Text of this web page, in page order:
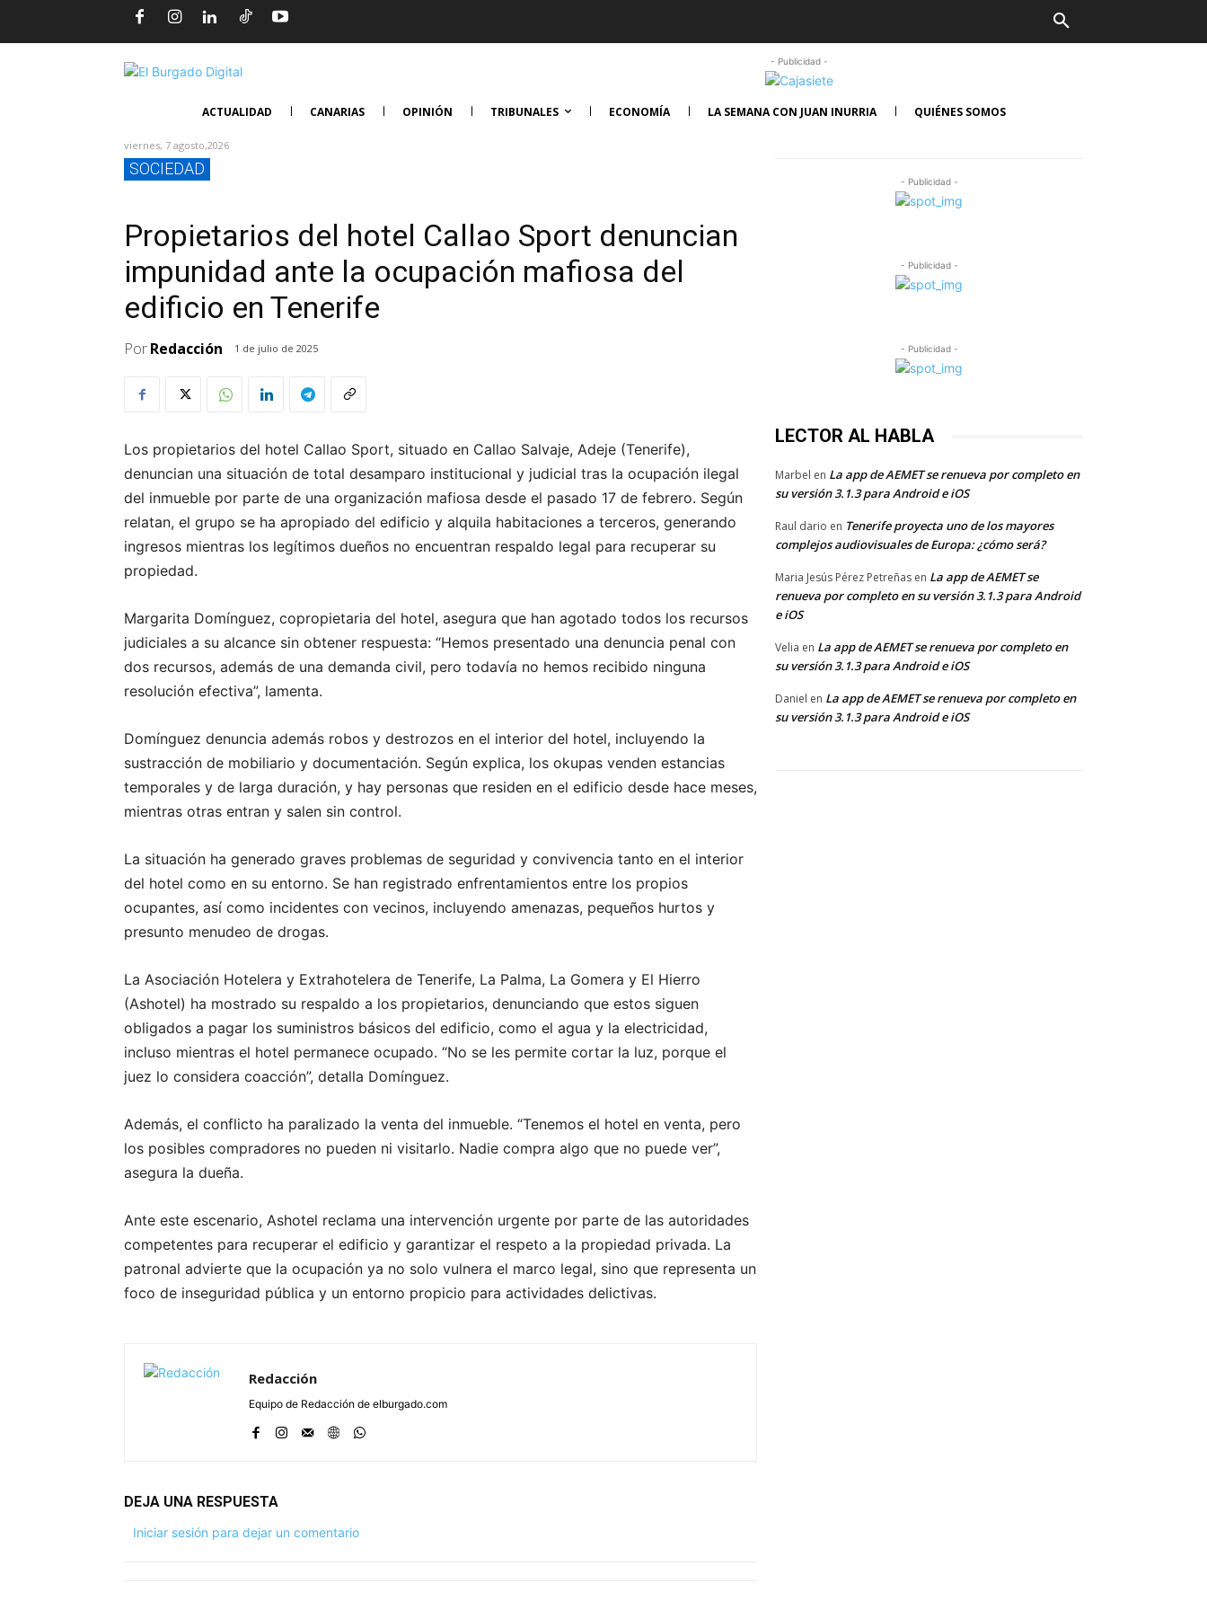
- Publicidad -
ACTUALIDAD CANARIAS OPINIÓN TRIBUNALES ECONOMÍA LA SEMANA CON JUAN INURRIA QUIÉNES SOMOS
viernes, 7 agosto,2026
SOCIEDAD
Propietarios del hotel Callao Sport denuncian
impunidad ante la ocupación mafiosa del
edificio en Tenerife
PorRedacción 1 de julio de 2025
Los propietarios del hotel Callao Sport, situado en Callao Salvaje, Adeje (Tenerife),
denuncian una situación de total desamparo institucional y judicial tras la ocupación ilegal
del inmueble por parte de una organización mafiosa desde el pasado 17 de febrero. Según
relatan, el grupo se ha apropiado del edificio y alquila habitaciones a terceros, generando
ingresos mientras los legítimos dueños no encuentran respaldo legal para recuperar su
propiedad.
Margarita Domínguez, copropietaria del hotel, asegura que han agotado todos los recursos
judiciales a su alcance sin obtener respuesta: “Hemos presentado una denuncia penal con
dos recursos, además de una demanda civil, pero todavía no hemos recibido ninguna
resolución efectiva”, lamenta.
Domínguez denuncia además robos y destrozos en el interior del hotel, incluyendo la
sustracción de mobiliario y documentación. Según explica, los okupas venden estancias
temporales y de larga duración, y hay personas que residen en el edificio desde hace meses,
mientras otras entran y salen sin control.
La situación ha generado graves problemas de seguridad y convivencia tanto en el interior
del hotel como en su entorno. Se han registrado enfrentamientos entre los propios
ocupantes, así como incidentes con vecinos, incluyendo amenazas, pequeños hurtos y
presunto menudeo de drogas.
La Asociación Hotelera y Extrahotelera de Tenerife, La Palma, La Gomera y El Hierro
(Ashotel) ha mostrado su respaldo a los propietarios, denunciando que estos siguen
obligados a pagar los suministros básicos del edificio, como el agua y la electricidad,
incluso mientras el hotel permanece ocupado. “No se les permite cortar la luz, porque el
juez lo considera coacción”, detalla Domínguez.
Además, el conflicto ha paralizado la venta del inmueble. “Tenemos el hotel en venta, pero
los posibles compradores no pueden ni visitarlo. Nadie compra algo que no puede ver”,
asegura la dueña.
Ante este escenario, Ashotel reclama una intervención urgente por parte de las autoridades
competentes para recuperar el edificio y garantizar el respeto a la propiedad privada. La
patronal advierte que la ocupación ya no solo vulnera el marco legal, sino que representa un
foco de inseguridad pública y un entorno propicio para actividades delictivas.
Redacción
Equipo de Redacción de elburgado.com
DEJA UNA RESPUESTA
Iniciar sesión para dejar un comentario
- Publicidad -
- Publicidad -
- Publicidad -
LECTOR AL HABLA
Marbel en La app de AEMET se renueva por completo en
su versión 3.1.3 para Android e iOS
Raul dario en Tenerife proyecta uno de los mayores
complejos audiovisuales de Europa: ¿cómo será?
Maria Jesús Pérez Petreñas en La app de AEMET se
renueva por completo en su versión 3.1.3 para Android
e iOS
Velia en La app de AEMET se renueva por completo en
su versión 3.1.3 para Android e iOS
Daniel en La app de AEMET se renueva por completo en
su versión 3.1.3 para Android e iOS